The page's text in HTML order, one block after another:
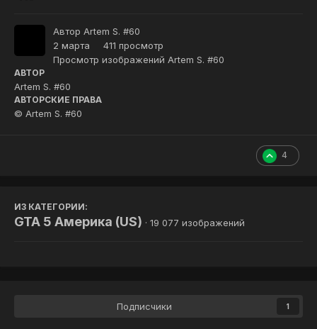
Автор Artem S. #60
2 марта
411 просмотр
Просмотр изображений Artem S. #60
АВТОР
Artem S. #60
АВТОРСКИЕ ПРАВА
© Artem S. #60
4
ИЗ КАТЕГОРИИ:
GTA 5 Америка (US) · 19 077 изображений
Подписчики 1